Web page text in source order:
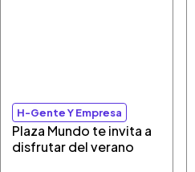
H-Gente Y Empresa
Plaza Mundo te invita a
disfrutar del verano